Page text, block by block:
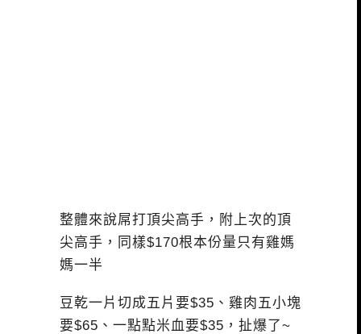
整體來說屌打頂尖高手，附上次的頂
尖高手，同樣$170根本份量只有雞媽
媽一半
豆乾一片切成五片要$35、雞肉五小塊
要$65、一點點米血要$35，扯爆了~